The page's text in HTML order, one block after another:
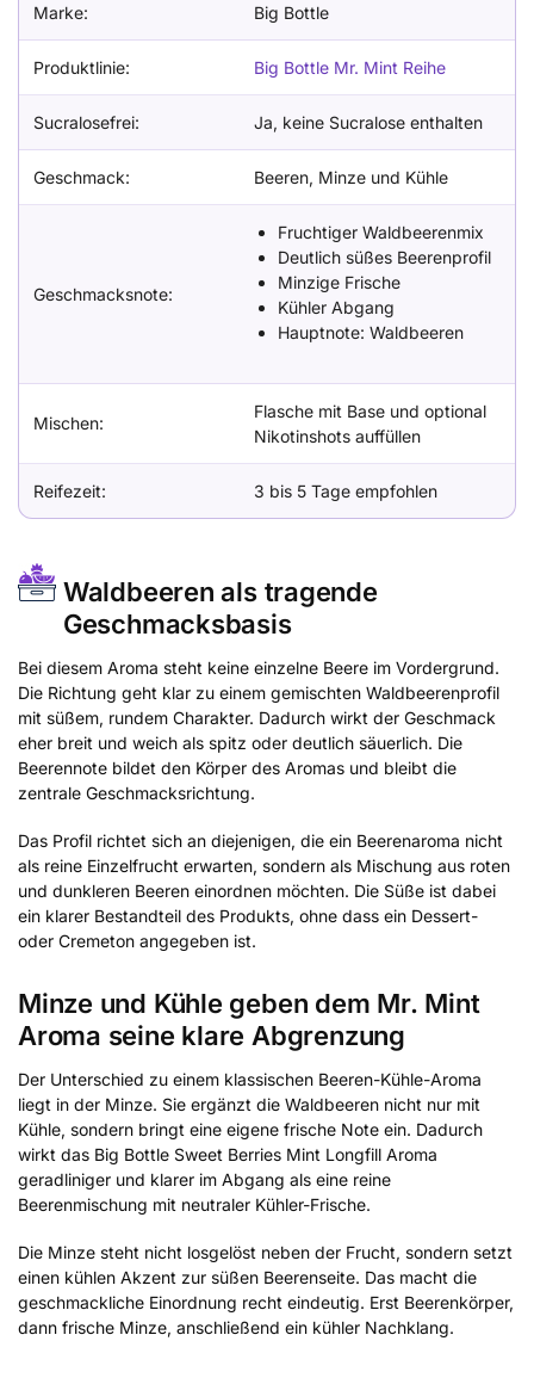
Marke: Big Bottle
Produktlinie: Big Bottle Mr. Mint Reihe
Sucralosefrei: Ja, keine Sucralose enthalten
Geschmack: Beeren, Minze und Kühle
Geschmacksnote:
Fruchtiger Waldbeerenmix
Deutlich süßes Beerenprofil
Minzige Frische
Kühler Abgang
Hauptnote: Waldbeeren
Mischen:
Flasche mit Base und optional
Nikotinshots auffüllen
Reifezeit: 3 bis 5 Tage empfohlen
Waldbeeren als tragende
Geschmacksbasis
Bei diesem Aroma steht keine einzelne Beere im Vordergrund.
Die Richtung geht klar zu einem gemischten Waldbeerenprofil
mit süßem, rundem Charakter. Dadurch wirkt der Geschmack
eher breit und weich als spitz oder deutlich säuerlich. Die
Beerennote bildet den Körper des Aromas und bleibt die
zentrale Geschmacksrichtung.
Das Profil richtet sich an diejenigen, die ein Beerenaroma nicht
als reine Einzelfrucht erwarten, sondern als Mischung aus roten
und dunkleren Beeren einordnen möchten. Die Süße ist dabei
ein klarer Bestandteil des Produkts, ohne dass ein Dessert-
oder Cremeton angegeben ist.
Minze und Kühle geben dem Mr. Mint
Aroma seine klare Abgrenzung
Der Unterschied zu einem klassischen Beeren-Kühle-Aroma
liegt in der Minze. Sie ergänzt die Waldbeeren nicht nur mit
Kühle, sondern bringt eine eigene frische Note ein. Dadurch
wirkt das Big Bottle Sweet Berries Mint Longfill Aroma
geradliniger und klarer im Abgang als eine reine
Beerenmischung mit neutraler Kühler-Frische.
Die Minze steht nicht losgelöst neben der Frucht, sondern setzt
einen kühlen Akzent zur süßen Beerenseite. Das macht die
geschmackliche Einordnung recht eindeutig. Erst Beerenkörper,
dann frische Minze, anschließend ein kühler Nachklang.